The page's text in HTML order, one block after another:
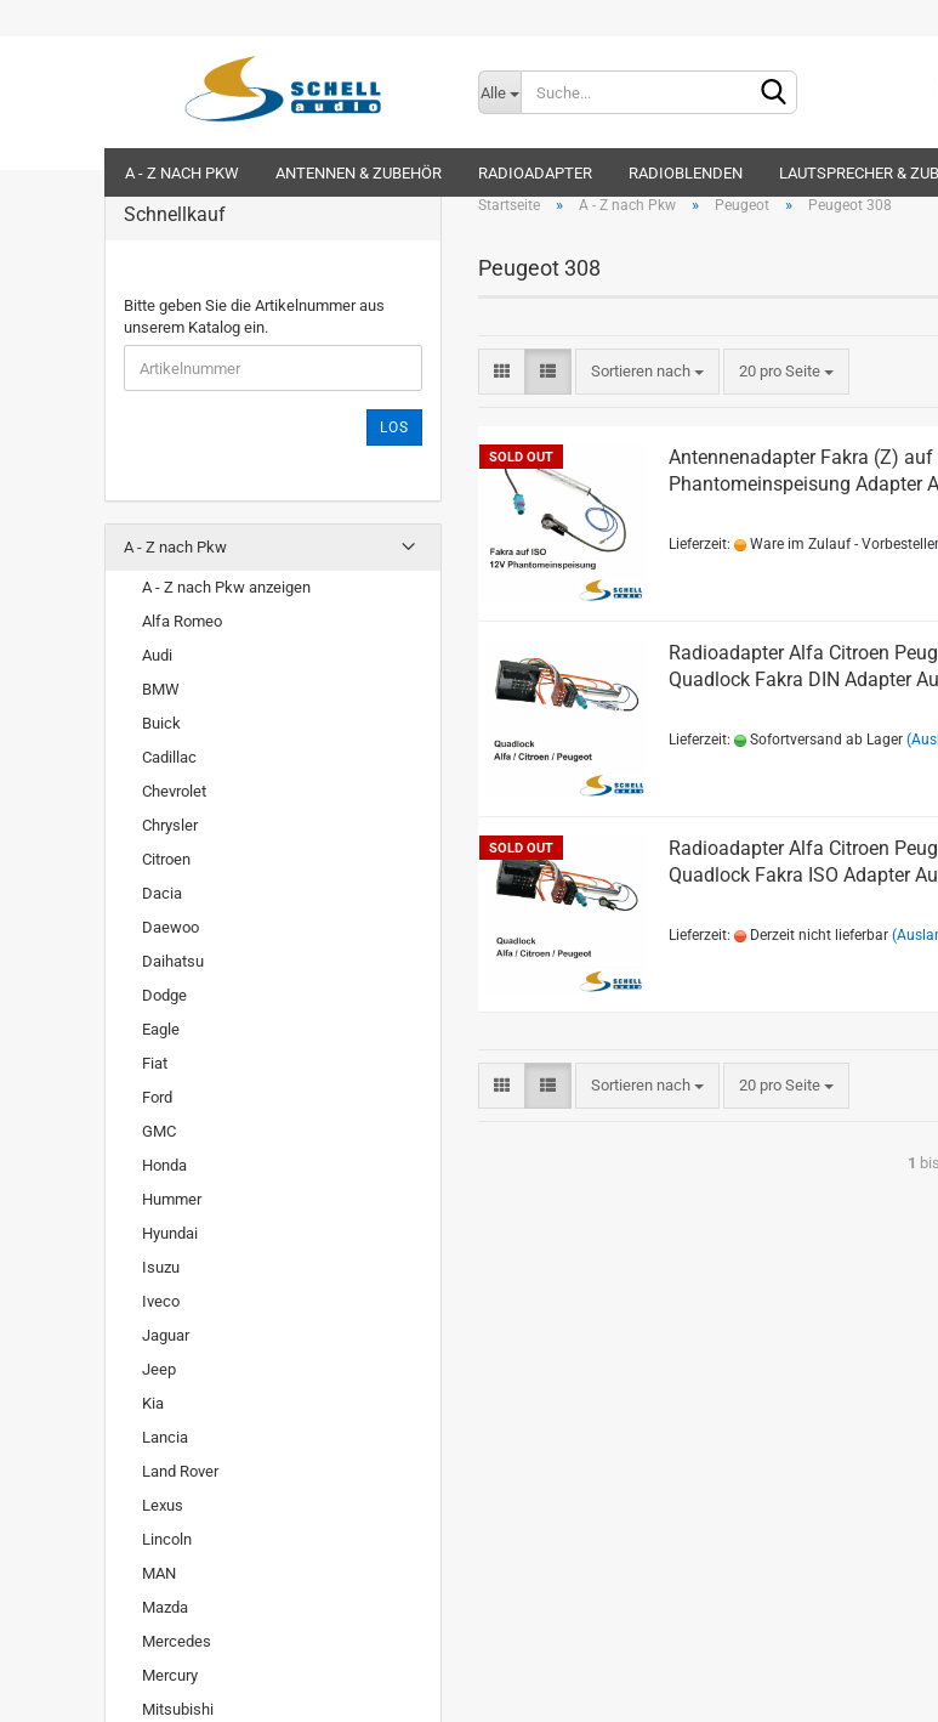
Alle
A - Z NACH PKW ANTENNEN & ZUBEHÖR RADIOADAPTER RADIOBLENDEN LAUTSPRECHER &
Startseite » A - Z nach Pkw » Peugeot » Peugeot 308
Peugeot 308
Sortieren nach 20 pro Seite
SOLD OUT
Antennenadapter Fakra (Z) auf
Phantomeinspeisung Adapter
Lieferzeit: Ware im Zulauf -
Radioadapter Alfa Citroen
Quadlock Fakra DIN Adapter
Lieferzeit: Sofortversand ab Lager
SOLD OUT
Radioadapter Alfa Citroen
Quadlock Fakra ISO Adapter
Lieferzeit: Derzeit nicht lieferbar
Sortieren nach 20 pro Seite
1 bis
Schnellkauf
Bitte geben Sie die Artikelnummer aus
unserem Katalog ein.
LOS
A - Z nach Pkw
A - Z nach Pkw anzeigen
Alfa Romeo
Audi
BMW
Buick
Cadillac
Chevrolet
Chrysler
Citroen
Dacia
Daewoo
Daihatsu
Dodge
Eagle
Fiat
Ford
GMC
Honda
Hummer
Hyundai
Isuzu
Iveco
Jaguar
Jeep
Kia
Lancia
Land Rover
Lexus
Lincoln
MAN
Mazda
Mercedes
Mercury
Mitsubishi